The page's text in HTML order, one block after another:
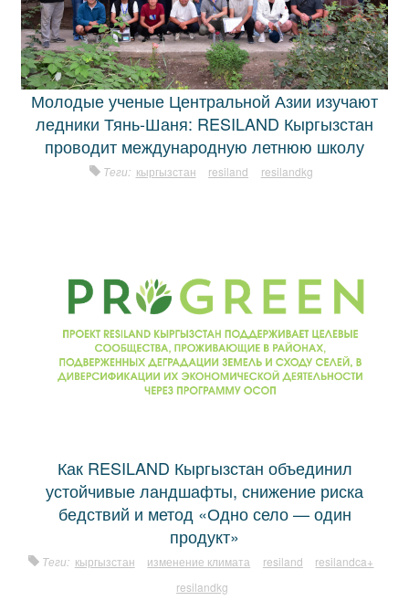
Молодые ученые Центральной Азии изучают
ледники Тянь-Шаня: RESILAND Кыргызстан
проводит международную летнюю школу
Теги: кыргызстан resiland resilandkg
Как RESILAND Кыргызстан объединил
устойчивые ландшафты, снижение риска
бедствий и метод «Одно село — один
продукт»
Теги: кыргызстан изменение климата resiland
resilandca+
resilandkg